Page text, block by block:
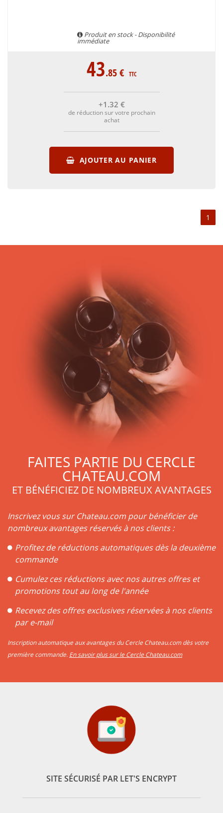
Produit en stock - Disponibilité
immédiate
43.85€ TTC
+1 .32 €
de réduction sur votre prochain
achat
AJOUTER AU PANIER
1
FAITES PARTIE DU CERCLE
CHATEAU.COM
ET BÉNÉFICIEZ DE NOMBREUX AVANTAGES
Inscrivez vous sur Chateau.com pour bénéficier de
nombreux avantages réservés à nos clients :
Profitez de réductions automatiques dès la deuxième
commande
Cumulez ces réductions avec nos autres offres et
promotions tout au long de l'année
Recevez des offres exclusives réservées à nos clients
par e-mail
Inscription automatique aux avantages du Cercle Chateau.com dès votre
première commande. En savoir plus sur le Cercle Chateau.com
SITE SÉCURISÉ PAR LET'S ENCRYPT